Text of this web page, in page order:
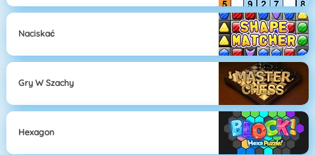
Naciskać
Gry W Szachy
Hexagon